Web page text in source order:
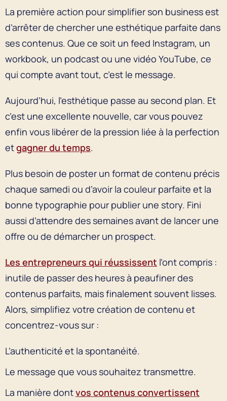
La première action pour simplifier son business est
d’arrêter de chercher une esthétique parfaite dans
ses contenus. Que ce soit un feed Instagram, un
workbook, un podcast ou une vidéo YouTube, ce
qui compte avant tout, c’est le message.
Aujourd’hui, l’esthétique passe au second plan. Et
c’est une excellente nouvelle, car vous pouvez
enfin vous libérer de la pression liée à la perfection
etgagner du temps.
Plus besoin de poster un format de contenu précis
chaque samedi ou d’avoir la couleur parfaite et la
bonne typographie pour publier une story. Fini
aussi d’attendre des semaines avant de lancer une
offre ou de démarcher un prospect.
Les entrepreneurs qui réussissent l’ont compris :
inutile de passer des heures à peaufiner des
contenus parfaits, mais finalement souvent lisses.
Alors, simplifiez votre création de contenu et
concentrez-vous sur :
L’authenticité et la spontanéité.
Le message que vous souhaitez transmettre.
La manière dontvos contenus convertissent